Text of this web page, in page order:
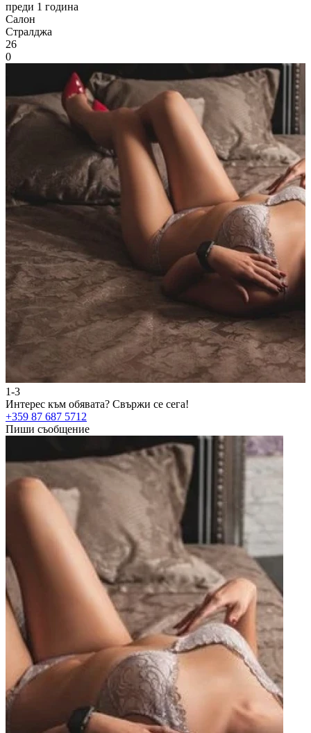
преди 1 година
Салон
Стралджа
26
0
1-3
Интерес към обявата? Свържи се сега!
+359 87 687 5712
Пиши съобщение